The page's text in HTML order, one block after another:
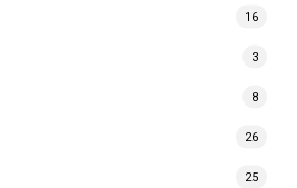
16
3
8
26
25